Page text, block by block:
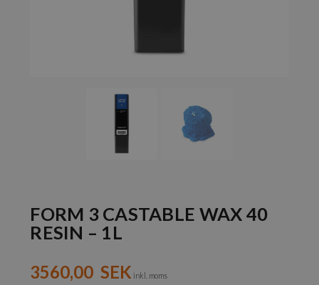
FORM 3 CASTABLE WAX 40
RESIN – 1L
3560,00 SEK inkl. moms